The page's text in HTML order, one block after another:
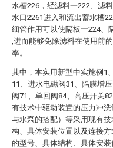
水槽226，经滤料一222、滤
水口2261进入和流出蓄水槽
细管作用可以使隔板一224、
,进而能够免除滤料在使用前
率。
其中，本实用新型中实施例1
11、进水电磁阀31、隔膜增
阀71、单回阀84、高压开关
有技术中驱动装置的压力冲
与水泵的搭配）等采用现有
构、具体安装位置以及连接
的型号、具体结构、具体安